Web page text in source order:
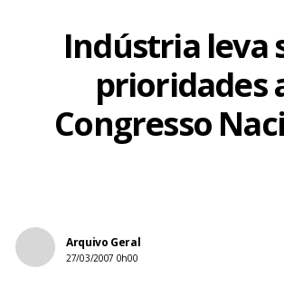
Indústria leva
prioridades
Congresso
Arquivo Geral
27/03/2007 0h00